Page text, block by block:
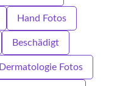
Hand Fotos
Beschädigt
Dermatologie Fotos